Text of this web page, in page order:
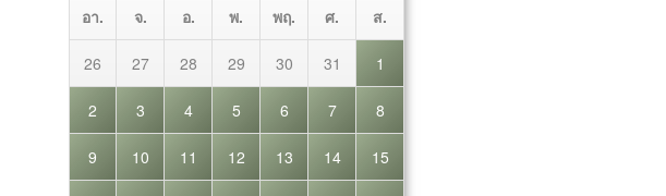
กองกิจการนักศึกษา มหาวิทยาลัยแม่โจ้ เลขที่ 63 หมู่ 4 อาคารอำนวย ยศสุข ต.หนองหาร อ.สันท
หมายเลขโทรศัพท์ภายใน 3060-3080 e-mail ::